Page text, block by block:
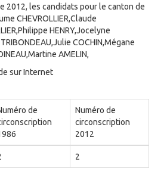
2012, les candidats pour le canton de
CHEVROLLIER,Claude
HENRY,Jocelyne
COCHIN,Mégane
AMELIN,
sur Internet
de
Numéro de
circonscription
2012
2